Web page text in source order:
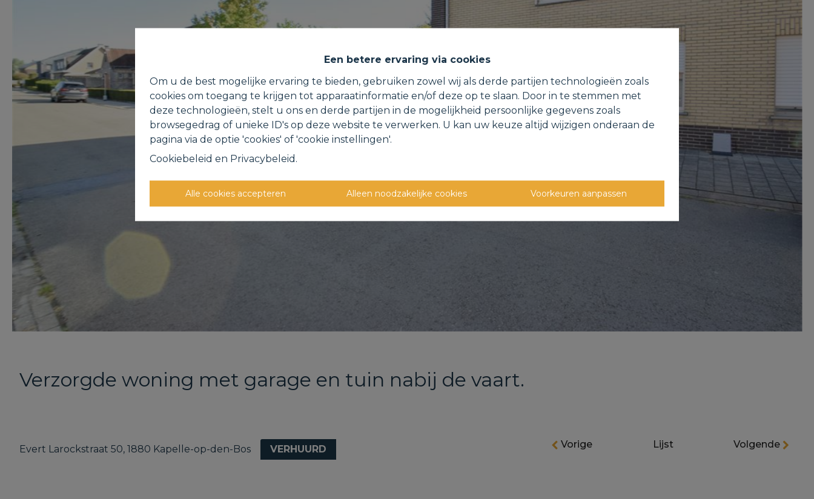
Een betere ervaring via cookies
Om u de best mogelijke ervaring te bieden, gebruiken zowel wij als derde partijen technologieën zoals
cookies om toegang te krijgen tot apparaatinformatie en/of deze op te slaan. Door in te stemmen met
deze technologieën, stelt u ons en derde partijen in de mogelijkheid persoonlijke gegevens zoals
browsegedrag of unieke ID's op deze website te verwerken. U kan uw keuze altijd wijzigen onderaan de
pagina via de optie 'cookies' of 'cookie instellingen'.
Cookiebeleid en Privacybeleid .
Alle cookies accepteren Alleen noodzakelijke cookies Voorkeuren aanpassen
Verzorgde woning met garage en tuin nabij de vaart.
Evert Larockstraat 50, 1880 Kapelle-op-den-Bos VERHUURD Vorige Lijst Volgende